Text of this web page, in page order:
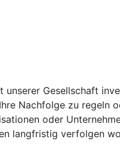
Gesellschaft
Nachfolge zu
oder
langfristig verfolgen